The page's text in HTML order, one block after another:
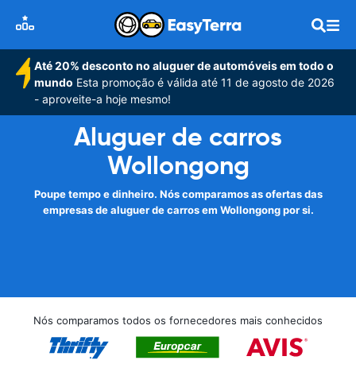
Até 20% desconto no aluguer de automóveis em todo o
mundo Esta promoção é válida até 11 de agosto de 2026
- aproveite-a hoje mesmo!
Aluguer de carros
Wollongong
Poupe tempo e dinheiro. Nós comparamos as ofertas das
empresas de aluguer de carros em Wollongong por si.
Nós comparamos todos os fornecedores mais conhecidos